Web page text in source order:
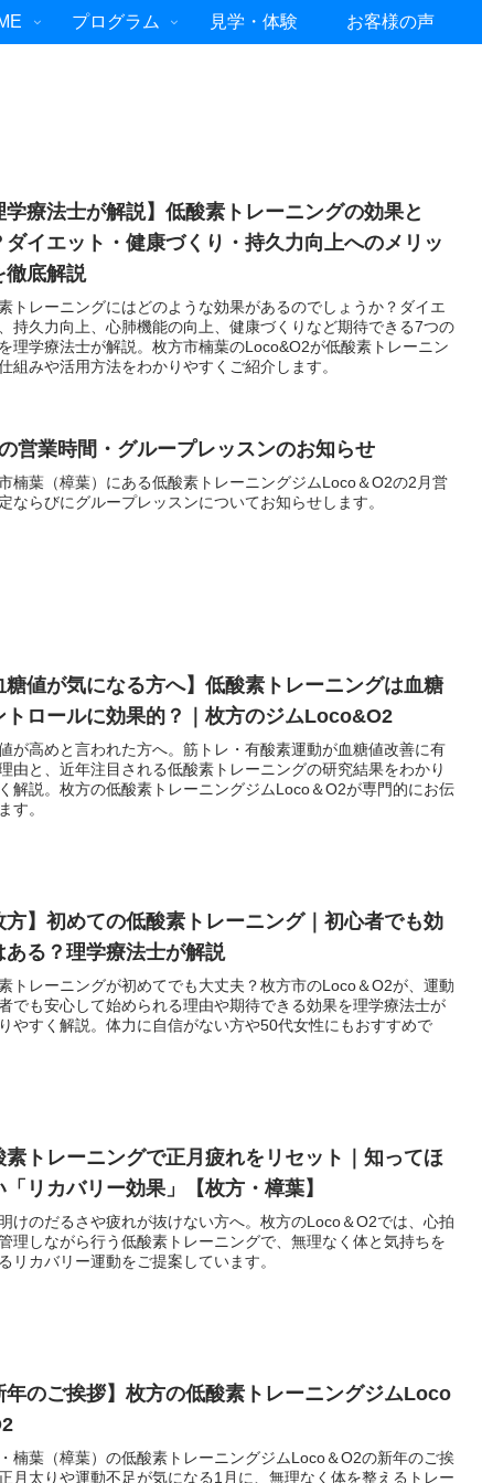
プログラム 見学・体験 お客様の声
学療法士が解説】低酸素トレーニングの効果と
ダイエット・健康づくり・持久力向上へのメリッ
徹底解説
トレーニングにはどのような効果があるのでしょうか？ダイエ
持久力向上、心肺機能の向上、健康づくりなど期待できる7つの
理学療法士が解説。枚方市楠葉のLoco&O2が低酸素トレーニン
組みや活用方法をわかりやすくご紹介します。
営業時間・グループレッスンのお知らせ
楠葉（樟葉）にある低酸素トレーニングジムLoco＆O2の2月営
ならびにグループレッスンについてお知らせします。
糖値が気になる方へ】低酸素トレーニングは血糖
トロールに効果的？｜枚方のジムLoco&O2
が高めと言われた方へ。筋トレ・有酸素運動が血糖値改善に有
由と、近年注目される低酸素トレーニングの研究結果をわかり
解説。枚方の低酸素トレーニングジムLoco＆O2が専門的にお伝
す。
方】初めての低酸素トレーニング｜初心者でも効
ある？理学療法士が解説
トレーニングが初めてでも大丈夫？枚方市のLoco＆O2が、運動
でも安心して始められる理由や期待できる効果を理学療法士が
やすく解説。体力に自信がない方や50代女性にもおすすめで
素トレーニングで正月疲れをリセット｜知ってほ
「リカバリー効果」【枚方・樟葉】
けのだるさや疲れが抜けない方へ。枚方のLoco＆O2では、心拍
理しながら行う低酸素トレーニングで、無理なく体と気持ちを
リカバリー運動をご提案しています。
年のご挨拶】枚方の低酸素トレーニングジムLoco
楠葉（樟葉）の低酸素トレーニングジムLoco＆O2の新年のご挨
月太りや運動不足が気になる1月に、無理なく体を整えるトレー